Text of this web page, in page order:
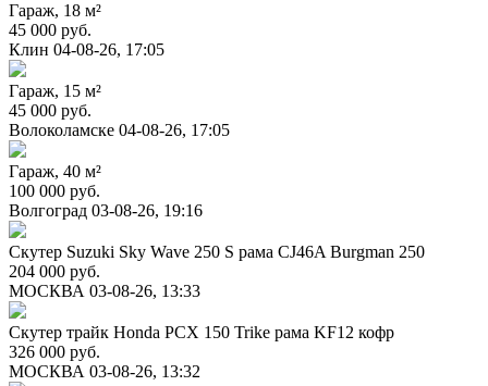
Гараж, 18 м²
45 000 руб.
Клин 04-08-26, 17:05
Гараж, 15 м²
45 000 руб.
Волоколамске 04-08-26, 17:05
Гараж, 40 м²
100 000 руб.
Волгоград 03-08-26, 19:16
Скутер Suzuki Sky Wave 250 S рама CJ46A Burgman 250
204 000 руб.
МОСКВА 03-08-26, 13:33
Скутер трайк Honda PCX 150 Trike рама KF12 кофр
326 000 руб.
МОСКВА 03-08-26, 13:32